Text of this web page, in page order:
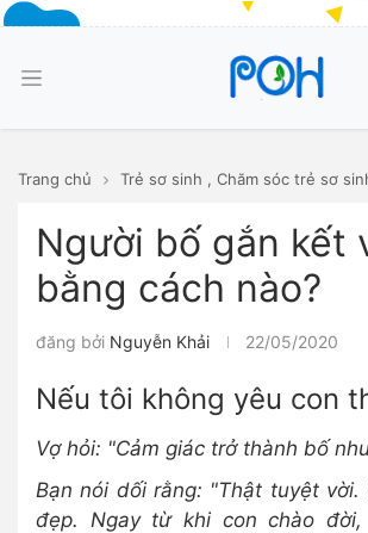
Trang chủ Trẻ sơ sinh , Chăm sóc trẻ sơ
Người bố gắn kết
bằng cách nào?
đăng bởi Nguyễn Khải 22/05/2020
Nếu tôi không yêu con
Vợ hỏi: "Cảm giác trở thành bố
Bạn nói dối rằng: "Thật tuyệt vời.
đẹp. Ngay từ khi con chào